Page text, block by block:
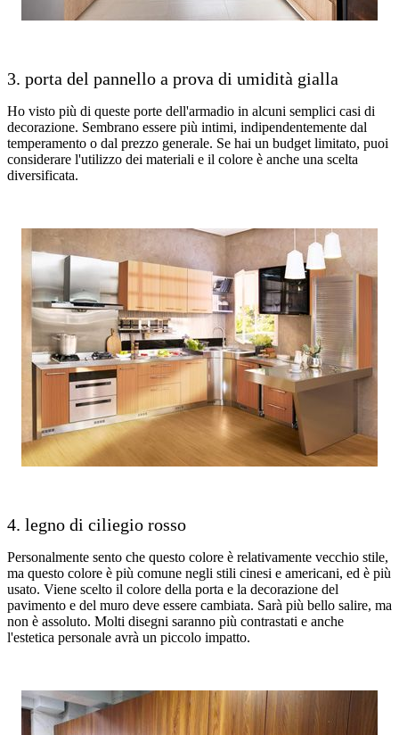
3. porta del pannello a prova di umidità gialla
Ho visto più di queste porte dell'armadio in alcuni semplici casi di
decorazione. Sembrano essere più intimi, indipendentemente dal
temperamento o dal prezzo generale. Se hai un budget limitato, puoi
considerare l'utilizzo dei materiali e il colore è anche una scelta
diversificata.
4. legno di ciliegio rosso
Personalmente sento che questo colore è relativamente vecchio stile,
ma questo colore è più comune negli stili cinesi e americani, ed è più
usato. Viene scelto il colore della porta e la decorazione del
pavimento e del muro deve essere cambiata. Sarà più bello salire, ma
non è assoluto. Molti disegni saranno più contrastati e anche
l'estetica personale avrà un piccolo impatto.